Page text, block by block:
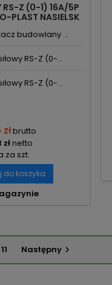
RS-Z (0-1) 16A/5P
PLAST NASIELSK
budowlany ...
RS-Z (0-...
RS-Z (0-...
złbrutto
złnetto
za szt.
do koszyka
11 Następny 